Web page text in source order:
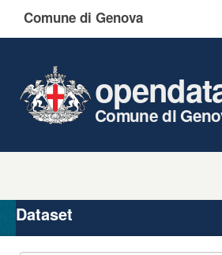
Comune di Genova
Comune di
Organizzazioni
Gruppi
Dataset